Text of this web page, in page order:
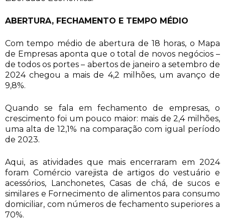
ABERTURA, FECHAMENTO E TEMPO MÉDIO
Com tempo médio de abertura de 18 horas, o Mapa
de Empresas aponta que o total de novos negócios –
de todos os portes – abertos de janeiro a setembro de
2024 chegou a mais de 4,2 milhões, um avanço de
9,8%.
Quando se fala em fechamento de empresas, o
crescimento foi um pouco maior: mais de 2,4 milhões,
uma alta de 12,1% na comparação com igual período
de 2023.
Aqui, as atividades que mais encerraram em 2024
foram Comércio varejista de artigos do vestuário e
acessórios, Lanchonetes, Casas de chá, de sucos e
similares e Fornecimento de alimentos para consumo
domiciliar, com números de fechamento superiores a
70%.